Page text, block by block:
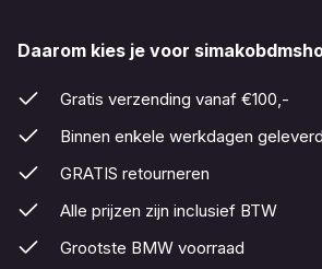
Daarom kies je voor
Gratis verzending vanaf €100,-
Binnen enkele werkdagen geleverd
GRATIS retourneren
Alle prijzen zijn inclusief BTW
Grootste BMW voorraad